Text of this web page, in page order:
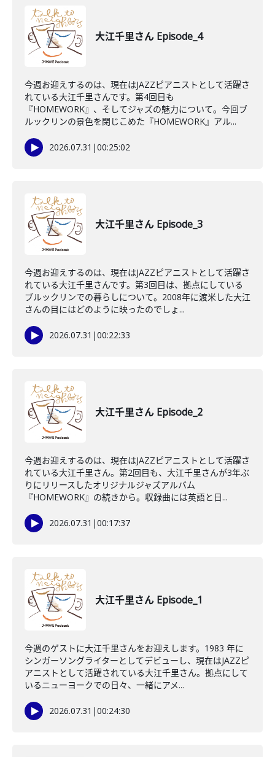
大江千里さん Episode_4
今週お迎えするのは、現在はJAZZピアニストとして活躍さ
れている大江千里さんです。第4回目も
『HOMEWORK』、そしてジャズの魅力について。今回ブ
ルックリンの景色を閉じこめた『HOMEWORK』アル...
2026.07.31 |00:25:02
大江千里さん Episode_3
今週お迎えするのは、現在はJAZZピアニストとして活躍さ
れている大江千里さんです。第3回目は、拠点にしている
ブルックリンでの暮らしについて。2008年に渡米した大江
さんの目にはどのように映ったのでしょ...
2026.07.31 |00:22:33
大江千里さん Episode_2
今週お迎えするのは、現在はJAZZピアニストとして活躍さ
れている大江千里さん。第2回目も、大江千里さんが3年ぶ
りにリリースしたオリジナルジャズアルバム
『HOMEWORK』の続きから。収録曲には英語と日...
2026.07.31 |00:17:37
大江千里さん Episode_1
今週のゲストに大江千里さんをお迎えします。1983 年に
シンガーソングライターとしてデビューし、現在はJAZZピ
アニストとして活躍されている大江千里さん。拠点にして
いるニューヨークでの日々、一緒にアメ...
2026.07.31 |00:24:30